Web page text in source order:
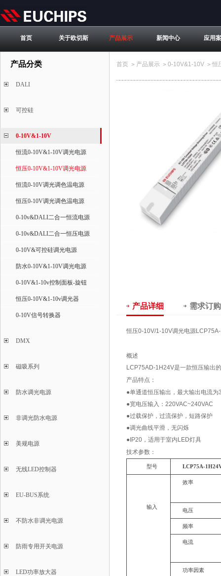
首页 关于欧切斯 产品展示 新闻中心 应用
产品分类
DALI
可控硅
0-10V&1-10V
恒流0-10V&1-10V调光电源
恒压0-10V&1-10V调光电源
恒流0-10V调光调色温电源
恒压0-10V调光调色温电源
0-10v&DALI二合一恒流电源
0-10v&DALI二合一恒压电源
0-10V&可控硅调光电源
防水0-10V&1-10V调光电源
0-10V&1-10v控制面板-旋钮
恒压0-10V&1-10v调光器
0-10V信号转换器
DMX
磁吸系列
防水调光电源
非调光防水电源
美规电源
无线LED控制器
EU-BUS系统
不防水非调光电源
防雨专用开关电源
LED功率放大器
首页 > 产品展示 > 0-10V&1-10V > 恒
产品详细 需求订购
恒压0-10V/1-10V调光电源
概述
LCP75AD-1H24V是一款恒压输出
产品特点：
●单通道恒压输出，最大输出电流为
●宽电压输入：220VAC~240VAC
●过载保护，过流保护，短路保护
●调光曲线平滑，无闪烁
●IP20，适用于室内LED灯具
技术参数：
型号 LCP75A-
输入
效率
电压
频率
电流
功率因素